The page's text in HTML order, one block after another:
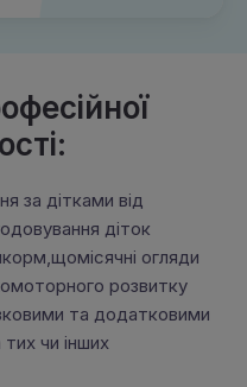
за дітками від
діток
огляди
розвитку
та додатковими
чи інших